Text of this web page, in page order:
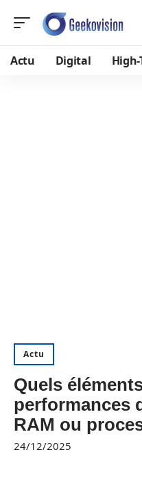
Actu Digital High-
Actu
Quels
performances
RAM ou
24/12/2025